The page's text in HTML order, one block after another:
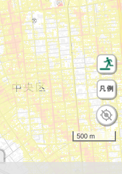
500 m